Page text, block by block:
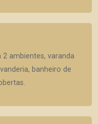
ambientes, varanda
banheiro de